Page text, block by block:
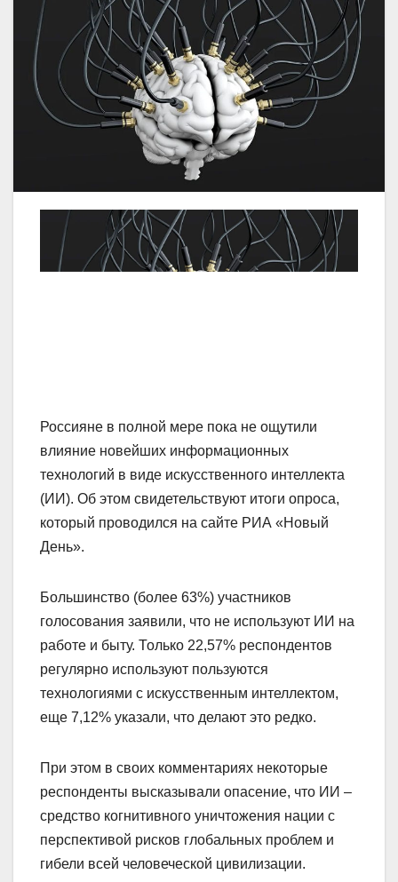
Россияне в полной мере пока не ощутили
влияние новейших информационных
технологий в виде искусственного интеллекта
(ИИ). Об этом свидетельствуют итоги опроса,
который проводился на сайте РИА «Новый
День».
Большинство (более 63%) участников
голосования заявили, что не используют ИИ на
работе и быту. Только 22,57% респондентов
регулярно используют пользуются
технологиями с искусственным интеллектом,
еще 7,12% указали, что делают это редко.
При этом в своих комментариях некоторые
респонденты высказывали опасение, что ИИ –
средство когнитивного уничтожения нации с
перспективой рисков глобальных проблем и
гибели всей человеческой цивилизации.